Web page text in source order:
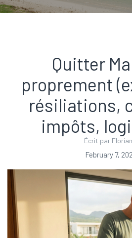
Quitter
proprement
résiliations,
impôts,
Écrit par Florian
February 7,